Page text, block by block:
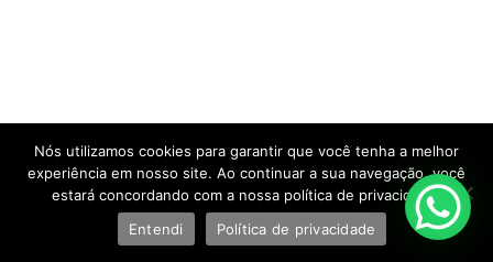
Nós utilizamos cookies para garantir que você tenha a melhor
experiência em nosso site. Ao continuar a sua navegação, você
estará concordando com a nossa política de privacidade.
Entendi
Política de privacidade